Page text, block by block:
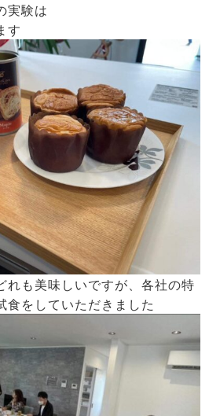
実験は
す
れも美味しいですが、各社の特
食をしていただきました